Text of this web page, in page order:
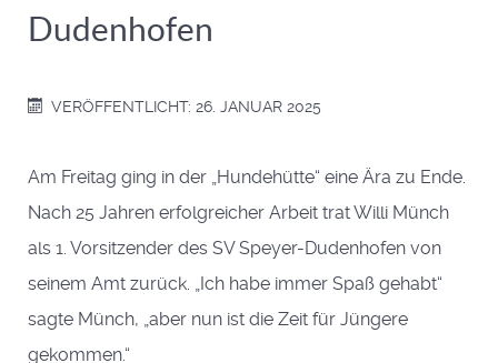
Dudenhofen
VERÖFFENTLICHT: 26. JANUAR 2025
Am Freitag ging in der „Hundehütte“ eine Ära zu Ende.
Nach 25 Jahren erfolgreicher Arbeit trat Willi Münch
als 1. Vorsitzender des SV Speyer-Dudenhofen von
seinem Amt zurück. „Ich habe immer Spaß gehabt“
sagte Münch, „aber nun ist die Zeit für Jüngere
gekommen.“